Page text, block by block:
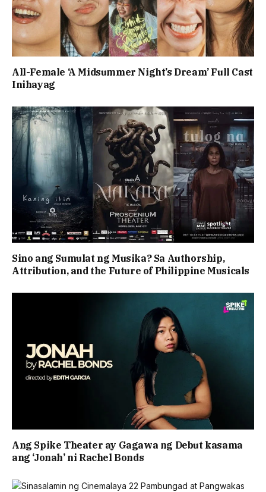
All-Female ‘A Midsummer Night’s Dream’ Full Cast
Inihayag
Sino ang Sumulat ng Musika? Sa Authorship,
Attribution, and the Future of Philippine Musicals
Ang Spike Theater ay Gagawa ng Debut kasama
ang ‘Jonah’ ni Rachel Bonds